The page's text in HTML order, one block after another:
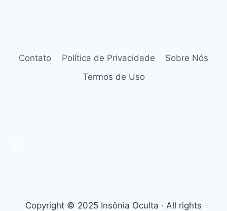
Contato Política de Privacidade
Sobre Nós
Termos de Uso
Copyright © 2025 Insônia Oculta ‧ All rights